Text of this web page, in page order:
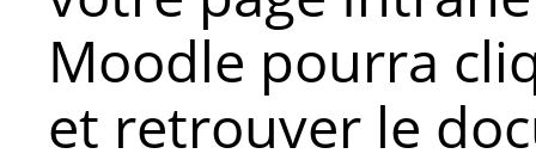
Moodle pourra
et retrouver le